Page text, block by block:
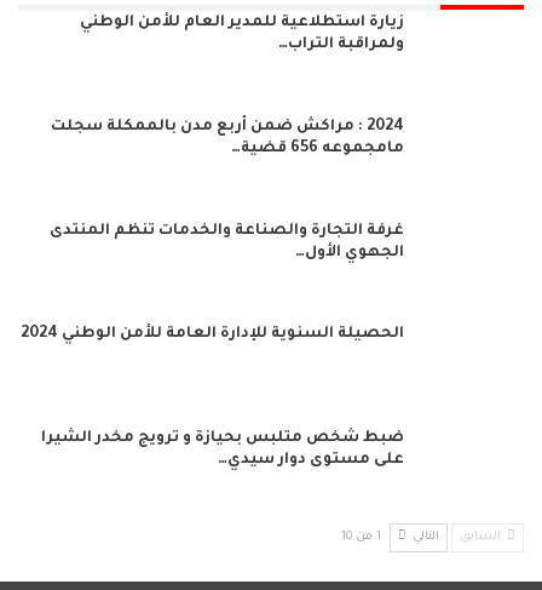
زيارة استطلاعية للمدير العام للأمن الوطني
ولمراقبة التراب…
2024 : مراكش ضمن أربع مدن بالممكلة سجلت
مامجموعه 656 قضية…
غرفة التجارة والصناعة والخدمات تنظم المنتدى
الجهوي الأول…
الحصيلة السنوية للإدارة العامة للأمن الوطني 2024
ضبط شخص متلبس بحيازة و ترويج مخدر الشيرا
على مستوى دوار سيدي…
السابق التالي 1 من 10